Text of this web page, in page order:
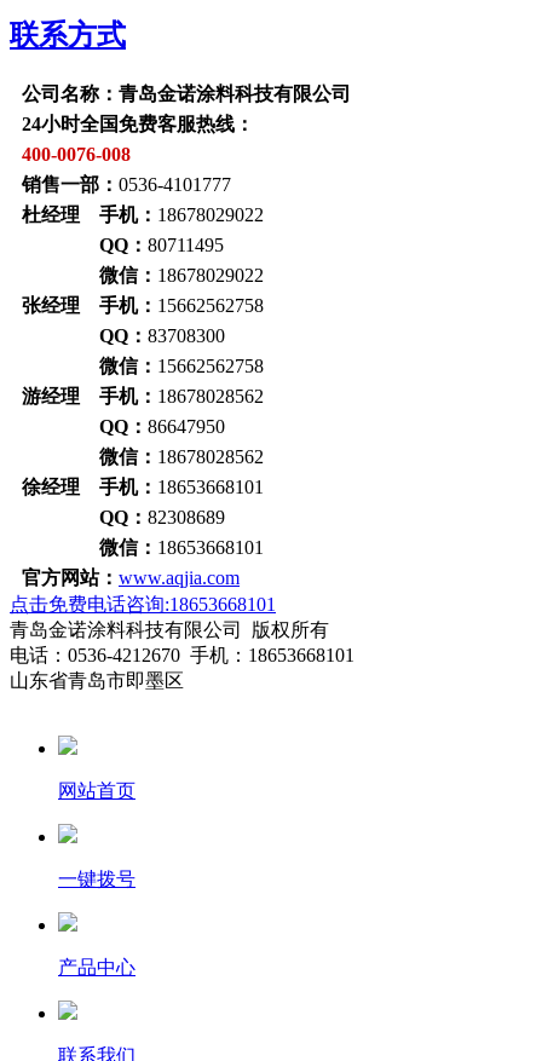
联系方式
公司名称：青岛金诺涂料科技有限公司
24小时全国免费客服热线：
400-0076-008
销售一部： 0536-4101777
杜经理 手机： 18678029022
QQ： 80711495
微信： 18678029022
张经理 手机： 15662562758
QQ： 83708300
微信： 15662562758
游经理 手机： 18678028562
QQ： 86647950
微信： 18678028562
徐经理 手机： 18653668101
QQ： 82308689
微信： 18653668101
官方网站： www.aqjia.com
点击免费电话咨询:18653668101
青岛金诺涂料科技有限公司 版权所有
电话：0536-4212670 手机：18653668101
山东省青岛市即墨区
网站首页
一键拨号
产品中心
联系我们